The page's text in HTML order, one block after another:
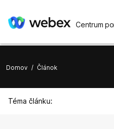
Centrum
Domov / Článok
Téma článku: